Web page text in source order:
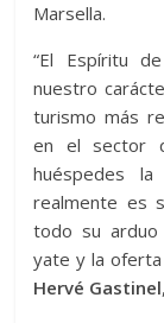
Marsella.
“El Espíritu
nuestro
turismo más
en el sector
huéspedes
realmente es
todo su
yate y la
Hervé Gastinel,